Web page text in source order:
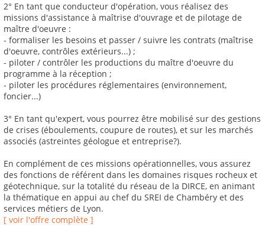
2° En tant que conducteur d'opération, vous réalisez des
missions d'assistance à maîtrise d'ouvrage et de pilotage de
maître d'oeuvre :
- formaliser les besoins et passer / suivre les contrats (maîtrise
d'oeuvre, contrôles extérieurs...) ;
- piloter / contrôler les productions du maître d'oeuvre du
programme à la réception ;
- piloter les procédures réglementaires (environnement,
foncier...)
3° En tant qu'expert, vous pourrez être mobilisé sur des gestions
de crises (éboulements, coupure de routes), et sur les marchés
associés (astreintes géologue et entreprise?).
En complément de ces missions opérationnelles, vous assurez
des fonctions de référent dans les domaines risques rocheux et
géotechnique, sur la totalité du réseau de la DIRCE, en animant
la thématique en appui au chef du SREI de Chambéry et des
services métiers de Lyon.
[ voir l'offre complète ]